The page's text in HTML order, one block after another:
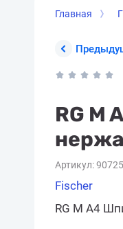
Главная
RG M
Артикул:
Fischer
RG M A4